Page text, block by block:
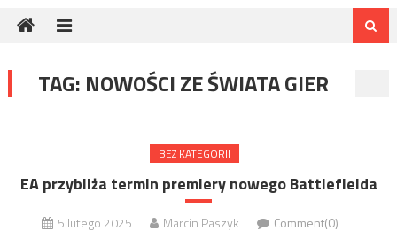
TAG: NOWOŚCI ZE ŚWIATA GIER
BEZ KATEGORII
EA przybliża termin premiery nowego Battlefielda
5 lutego 2025 Marcin Paszyk Comment(0)